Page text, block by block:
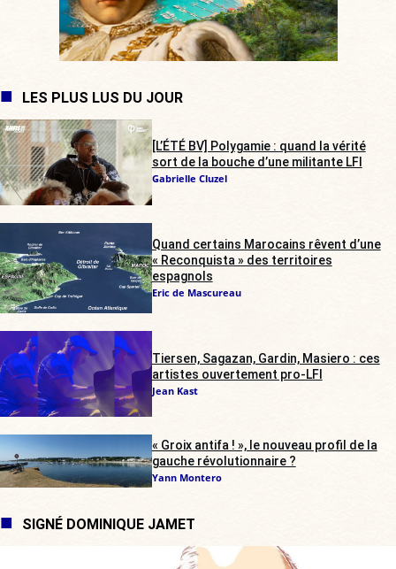
LES PLUS LUS DU JOUR
[L’ÉTÉ BV] Polygamie : quand la vérité
sort de la bouche d’une militante LFI
Gabrielle Cluzel
Quand certains Marocains rêvent d’une
« Reconquista » des territoires
espagnols
Eric de Mascureau
Tiersen, Sagazan, Gardin, Masiero : ces
artistes ouvertement pro-LFI
Jean Kast
« Groix antifa ! », le nouveau profil de la
gauche révolutionnaire ?
Yann Montero
SIGNÉ DOMINIQUE JAMET